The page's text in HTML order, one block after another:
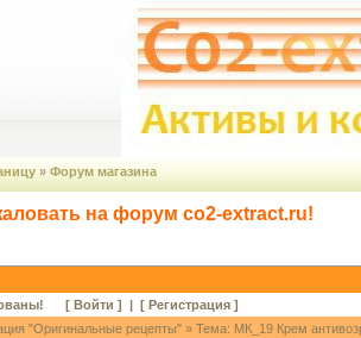
» Форум магазина
на форум co2-extract.ru!
[ Войти ] | [ Регистрация ]
"Оригинальные рецепты" » Тема: МК_19 Крем